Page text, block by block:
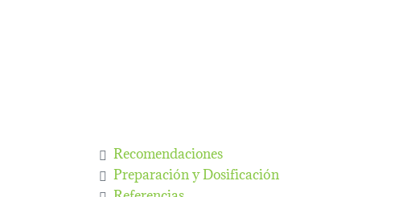
Recomendaciones
Preparación y Dosificación